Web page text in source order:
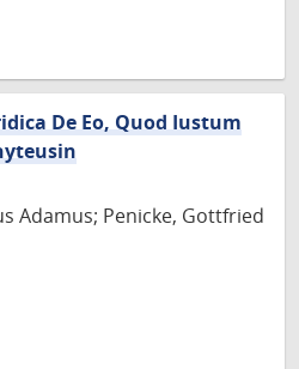
De Eo, Quod Iustum
Adamus; Penicke, Gottfried